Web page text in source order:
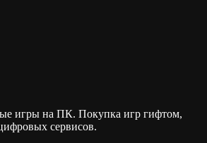
игры на ПК. Покупка игр гифтом,
сервисов.